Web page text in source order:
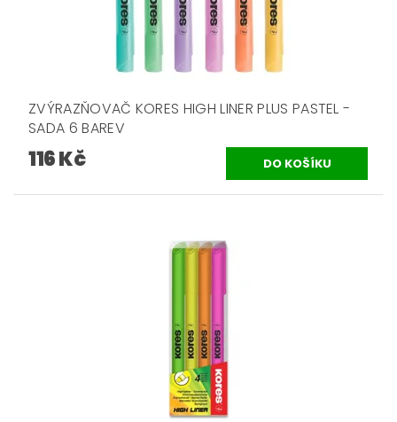
ZVÝRAZŇOVAČ KORES HIGH LINER PLUS PASTEL -
SADA 6 BAREV
116 Kč